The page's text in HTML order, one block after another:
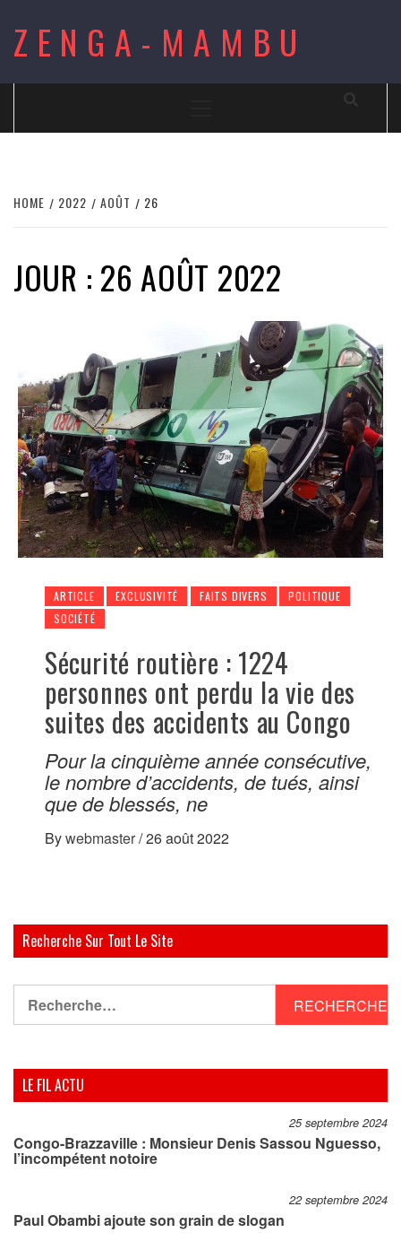
content
ZENGA-MAMBU
HOME 2022 AOÛT 26
JOUR : 26 AOÛT 2022
ARTICLE EXCLUSIVITÉ FAITS DIVERS
POLITIQUE
SOCIÉTÉ
Sécurité routière : 1224
personnes ont perdu la vie des
suites des accidents au Congo
Pour la cinquième année consécutive,
le nombre d’accidents, de tués, ainsi
que de blessés, ne
Bywebmaster/26 août 2022
Recherche Sur Tout Le Site
LE FIL ACTU
25 septembre 2024
Congo-Brazzaville : Monsieur Denis Sassou Nguesso,
l’incompétent notoire
22 septembre 2024
Paul Obambi ajoute son grain de slogan